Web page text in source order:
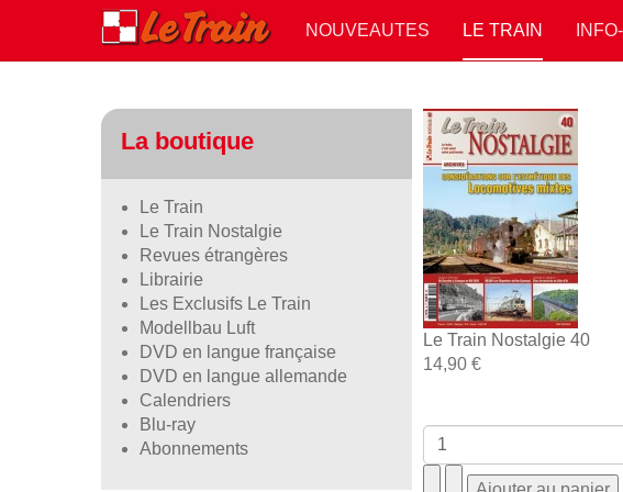
NOUVEAUTES LE TRAIN
Le Train Nostalgie 40
14,90 €
La boutique
Le Train
Le Train Nostalgie
Revues étrangères
Librairie
Les Exclusifs Le Train
Modellbau Luft
DVD en langue française
DVD en langue allemande
Calendriers
Blu-ray
Abonnements